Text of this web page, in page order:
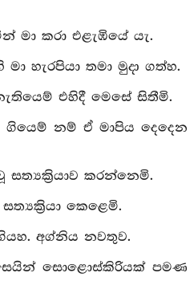
කරා එළැඹියේ යැ.
හැරපියා තමා මුදා ගත්හ.
එහිදී මෙසේ සිතීමි.
නම් ඒ මාපිය දෙදෙන
කරන්නෙමි.
කෙළෙමි.
අග්නිය නවතුව.
සෙයින් සොළොස්කිරියක් පමණ